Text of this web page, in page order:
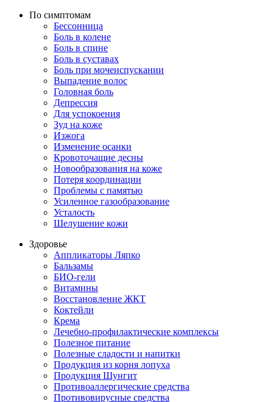
По симптомам
Бессонница
Боль в колене
Боль в спине
Боль в суставах
Боль при мочеиспускании
Выпадение волос
Головная боль
Депрессия
Для успокоения
Зуд на коже
Изжога
Изменение осанки
Кровоточащие десны
Новообразования на коже
Потеря координации
Проблемы с памятью
Усиленное газообразование
Усталость
Шелушение кожи
Здоровье
Аппликаторы Ляпко
Бальзамы
БИО-гели
Витамины
Восстановление ЖКТ
Коктейли
Крема
Лечебно-профилактические комплексы
Полезное питание
Полезные сладости и напитки
Продукция из корня лопуха
Продукция Шунгит
Противоаллергические средства
Противовирусные средства